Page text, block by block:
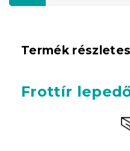
Termék
Frottír